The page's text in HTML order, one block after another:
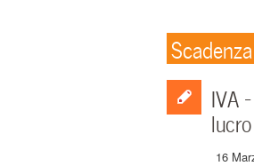
IVA
16